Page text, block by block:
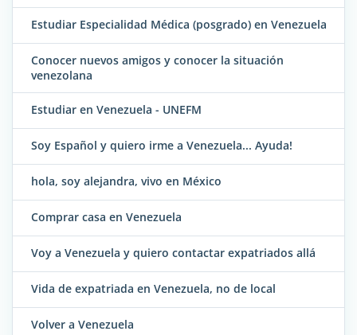
Estudiar Especialidad Médica (posgrado) en Venezuela
Conocer nuevos amigos y conocer la situación
venezolana
Estudiar en Venezuela - UNEFM
Soy Español y quiero irme a Venezuela... Ayuda!
hola, soy alejandra, vivo en México
Comprar casa en Venezuela
Voy a Venezuela y quiero contactar expatriados allá
Vida de expatriada en Venezuela, no de local
Volver a Venezuela